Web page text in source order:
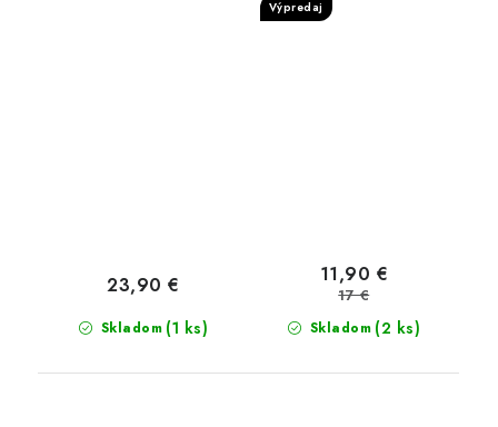
Skladom (1 ks)
23,90 €
Výpredaj
Skladom (2 ks)
11,90 €
17 €